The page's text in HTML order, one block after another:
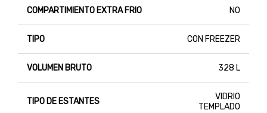
COMPARTIMIENTO EXTRA FRIO NO
TIPO CON FREEZER
VOLUMEN BRUTO 328 L
TIPO DE ESTANTES
VIDRIO
TEMPLADO